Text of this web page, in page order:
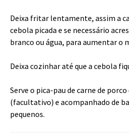
Deixa fritar lentamente, assim a
cebola picada e se necessário
branco ou água, para aumentar o
Deixa cozinhar até que a cebola
Serve o pica-pau de carne de
(facultativo) e acompanhado de
pequenos.